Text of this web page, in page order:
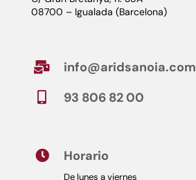
08700 – Igualada (Barcelona)
 info@aridsanoia.com
 93 806 82 00
 Horario
De lunes a viernes